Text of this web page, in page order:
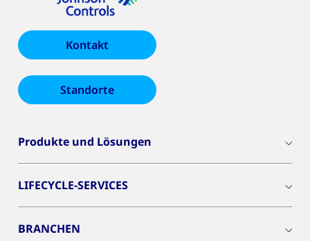
Kontakt
Standorte
Produkte und Lösungen
LIFECYCLE-SERVICES
BRANCHEN